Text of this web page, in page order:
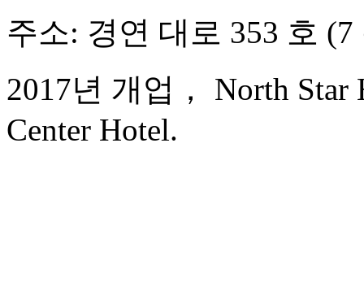
주소: 경연 대로 353 호
2017년 개업， North Star
Center Hotel.